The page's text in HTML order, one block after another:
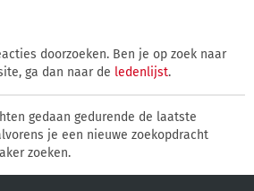
doorzoeken. Ben je op zoek naar
ga dan naar de ledenlijst.
gedaan gedurende de laatste
je een nieuwe zoekopdracht
zoeken.